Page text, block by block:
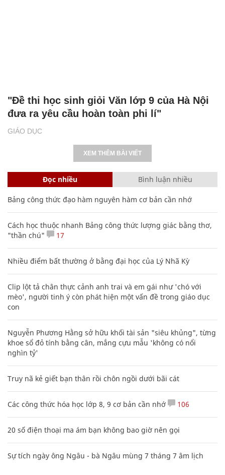
GIÁO DỤC
"Đề thi học sinh giỏi Văn lớp 9 của Hà Nội
đưa ra yêu cầu hoàn toàn phi lí"
XEM THÊM BÀI VIẾT
Đọc nhiều Bình luận nhiều
Bảng công thức đạo hàm nguyên hàm cơ bản cần nhớ
Cách học thuộc nhanh Bảng công thức lượng giác bằng thơ,
"thần chú"
17
Nhiều điểm bất thường ở bằng đại học của Lý Nhã Kỳ
Clip lột tả chân thực cảnh anh trai và em gái như 'chó với
mèo', người tinh ý còn phát hiện một vấn đề trong giáo dục
con
Nguyễn Phương Hằng sở hữu khối tài sản "siêu khủng", từng
khoe sổ đỏ tính bằng cân, mắng cựu mẫu 'không có nổi
nghìn tỷ'
Truy nã kẻ giết bạn thân rồi chôn ngồi dưới bãi cát
Các công thức hóa học lớp 8, 9 cơ bản cần nhớ 106
20 số điện thoại ma ám bạn không bao giờ nên gọi
Sự tích ngày ông Ngâu - bà Ngâu mùng 7 tháng 7 âm lịch